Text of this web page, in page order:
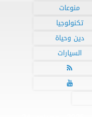
منوعات
تكنولوجيا
دين وحياة
السيارات

